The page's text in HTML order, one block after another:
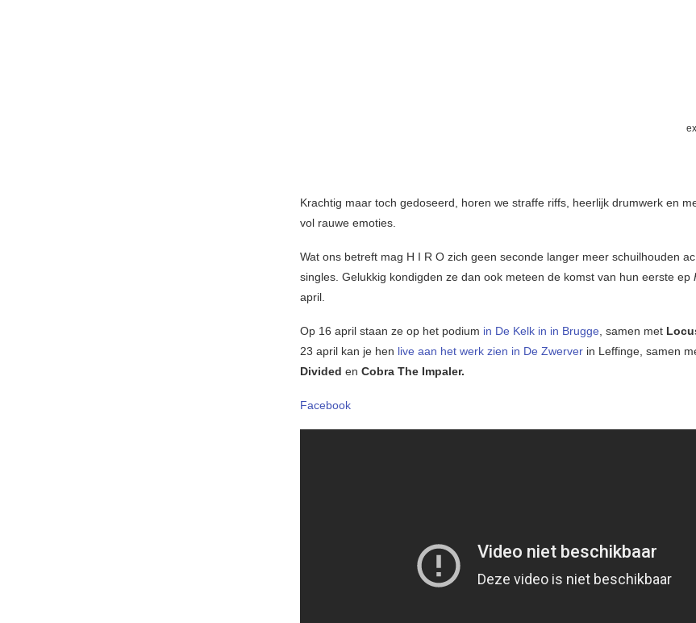
Krachtig maar toch gedoseerd, horen we straffe riffs, heerlijk drumwerk en
vol rauwe emoties.
Wat ons betreft mag H I R O zich geen seconde langer meer schuilhouden
singles. Gelukkig kondigden ze dan ook meteen de komst van hun eerste ep
april.
Op 16 april staan ze op het podium in De Kelk in in Brugge, samen met
23 april kan je hen live aan het werk zien in De Zwerver in Leffinge, samen
Divided en Cobra The Impaler.
Facebook